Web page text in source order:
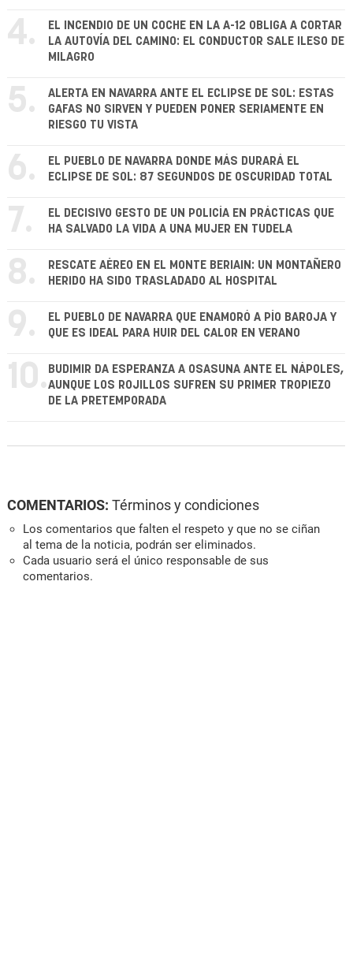
4.
EL INCENDIO DE UN COCHE EN LA A-12 OBLIGA A CORTAR
LA AUTOVÍA DEL CAMINO: EL CONDUCTOR SALE ILESO DE
MILAGRO
5.
ALERTA EN NAVARRA ANTE EL ECLIPSE DE SOL: ESTAS
GAFAS NO SIRVEN Y PUEDEN PONER SERIAMENTE EN
RIESGO TU VISTA
6.
EL PUEBLO DE NAVARRA DONDE MÁS DURARÁ EL
ECLIPSE DE SOL: 87 SEGUNDOS DE OSCURIDAD TOTAL
7.
EL DECISIVO GESTO DE UN POLICÍA EN PRÁCTICAS QUE
HA SALVADO LA VIDA A UNA MUJER EN TUDELA
8.
RESCATE AÉREO EN EL MONTE BERIAIN: UN MONTAÑERO
HERIDO HA SIDO TRASLADADO AL HOSPITAL
9.
EL PUEBLO DE NAVARRA QUE ENAMORÓ A PÍO BAROJA Y
QUE ES IDEAL PARA HUIR DEL CALOR EN VERANO
10. BUDIMIR DA ESPERANZA A OSASUNA ANTE EL NÁPOLES,
AUNQUE LOS ROJILLOS SUFREN SU PRIMER TROPIEZO
DE LA PRETEMPORADA
COMENTARIOS: Términos y condiciones
Los comentarios que falten el respeto y que no se ciñan
al tema de la noticia, podrán ser eliminados.
Cada usuario será el único responsable de sus
comentarios.